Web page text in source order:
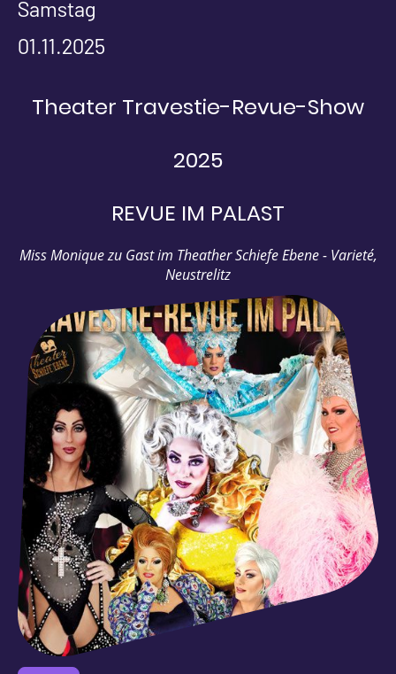
Samstag
01.11.2025
Theater Travestie-Revue-Show
2025
REVUE IM PALAST
Miss Monique zu Gast im Theather Schiefe Ebene - Varieté,
Neustrelitz